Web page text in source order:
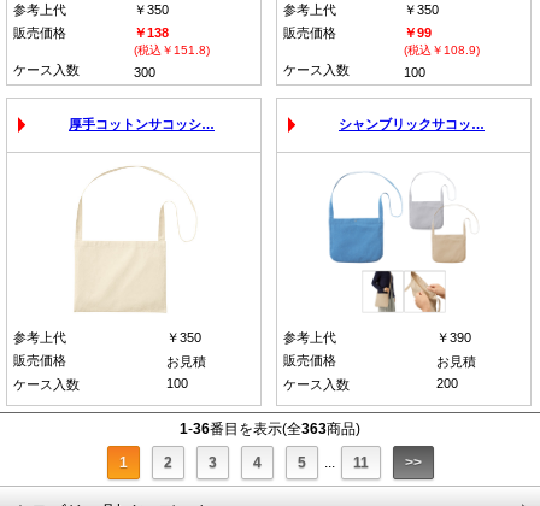
参考上代
￥350
販売価格
￥138
(税込￥151.8)
ケース入数 300
参考上代
￥350
販売価格
￥99
(税込￥108.9)
ケース入数 100
厚手コットンサコッシ…
参考上代
￥350
販売価格
お見積
ケース入数
100
シャンブリックサコッ…
参考上代
￥390
販売価格
お見積
ケース入数
200
1-36番目を表示(全363商品)
1
2 3 4 5 11 >>